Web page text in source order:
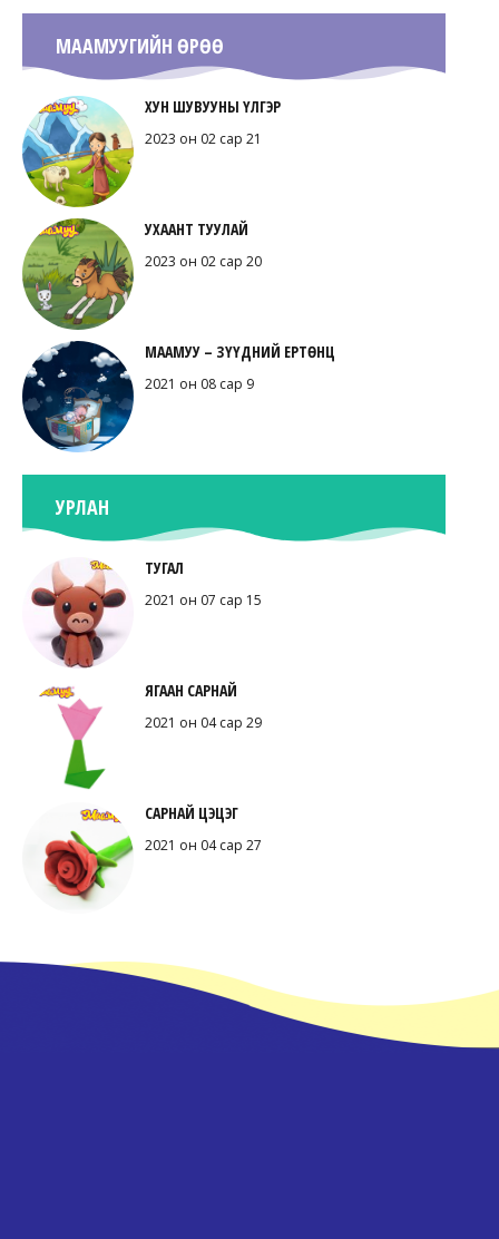
МААМУУГИЙН ӨРӨӨ
ХУН ШУВУУНЫ ҮЛГЭР
2023 он 02 сар 21
УХААНТ ТУУЛАЙ
2023 он 02 сар 20
МААМУУ – ЗҮҮДНИЙ ЕРТӨНЦ
2021 он 08 сар 9
УРЛАН
ТУГАЛ
2021 он 07 сар 15
ЯГААН САРНАЙ
2021 он 04 сар 29
САРНАЙ ЦЭЦЭГ
2021 он 04 сар 27